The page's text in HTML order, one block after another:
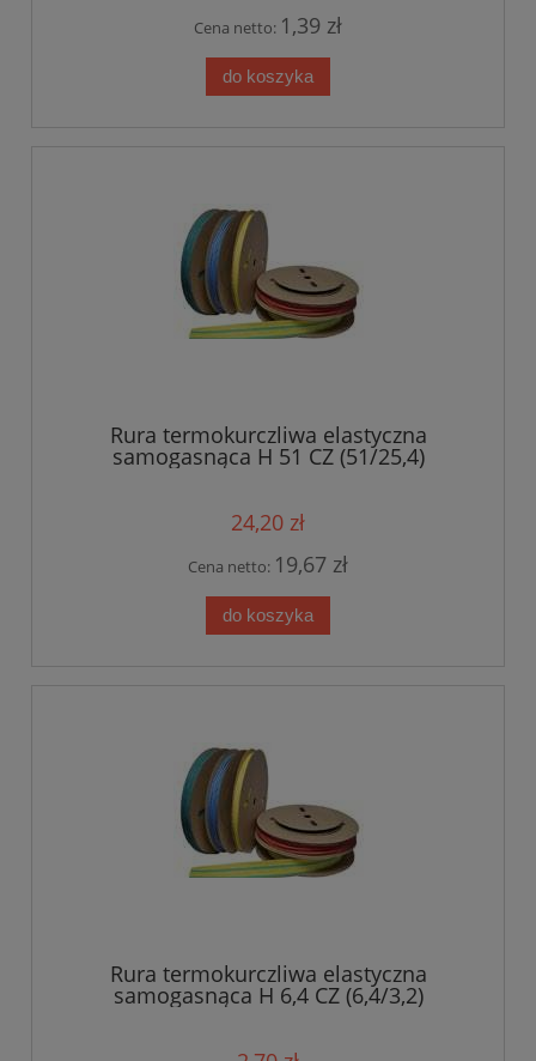
Cena netto: 1,39 zł
do koszyka
Rura termokurczliwa elastyczna
samogasnąca H 51 CZ (51/25,4)
24,20 zł
Cena netto: 19,67 zł
do koszyka
Rura termokurczliwa elastyczna
samogasnąca H 6,4 CZ (6,4/3,2)